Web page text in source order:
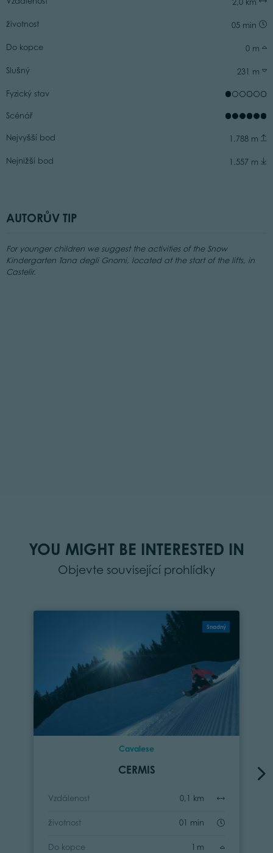
2,0 km
životnost 05 min
Do kopce 0 m
Slušný 231 m
Fyzický stav
Scénář
Nejvyšší bod 1.788 m
Nejnižší bod 1.557 m
AUTORŮV TIP
For younger children we suggest the activities of the Snow
Kindergarten Tana degli Gnomi, located at the start of the lifts, in
Castelir.
YOU MIGHT BE INTERESTED IN
Objevte související prohlídky
Snadný
Cavalese
CERMIS
Vzdálenost 0,1 km
životnost 01 min
Do kopce 1 m